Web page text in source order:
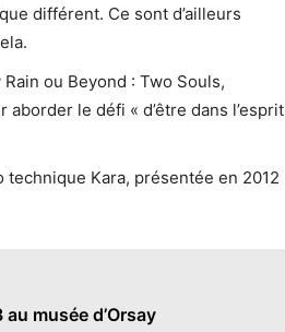
différent. Ce sont d’ailleurs
ou Beyond : Two Souls,
le défi « d’être dans l’esprit
Kara, présentée en 2012
musée d’Orsay